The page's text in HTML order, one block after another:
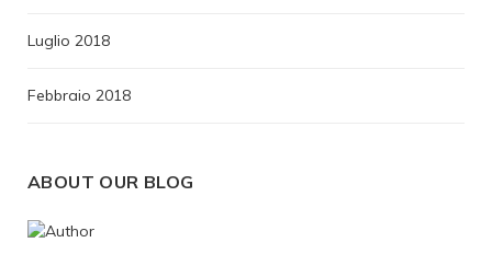
Luglio 2018
Febbraio 2018
ABOUT OUR BLOG